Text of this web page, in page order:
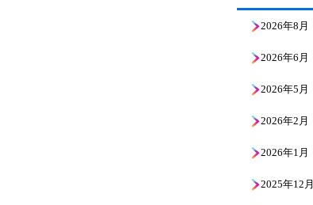
2026年8月
2026年6月
2026年5月
2026年2月
2026年1月
2025年12月